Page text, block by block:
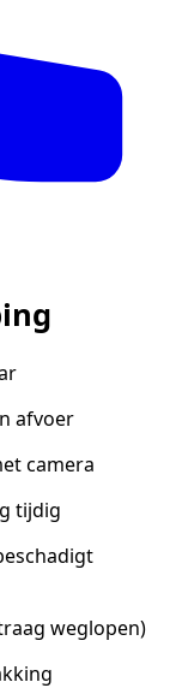
afvoer
camera
tijdig
weglopen)